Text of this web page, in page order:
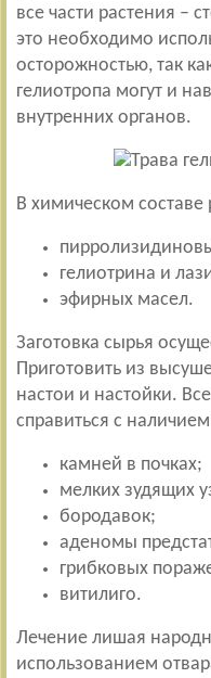
все части растения –
это необходимо
осторожностью, так
гелиотропа могут и
внутренних органов.
В химическом составе
гелиотрина и
эфирных масел.
Заготовка сырья
Приготовить из
настои и настойки.
справиться с
камней в почках;
мелких зудящих
бородавок;
аденомы
грибковых
витилиго.
Лечение лишая
использованием